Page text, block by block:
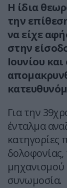
Η ίδια
την
να είχε
στην
Ιουνίου
Για την
ένταλμα
μηχανισμού
συνωμοσία.